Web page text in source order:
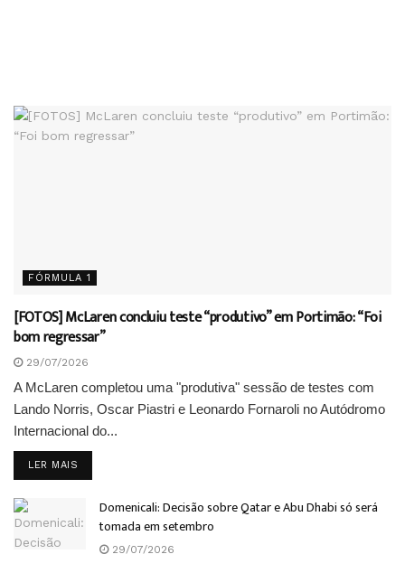
FÓRMULA 1
[FOTOS] McLaren concluiu teste “produtivo” em Portimão: “Foi
bom regressar”
29/07/2026
A McLaren completou uma "produtiva" sessão de testes com
Lando Norris, Oscar Piastri e Leonardo Fornaroli no Autódromo
Internacional do...
LER MAIS
Domenicali: Decisão sobre Qatar e Abu Dhabi só será
tomada em setembro
29/07/2026